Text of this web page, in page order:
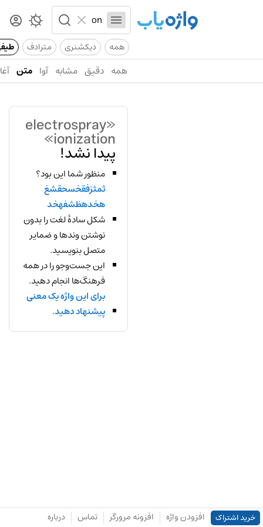
همه دیکشنری مترادف
همه دقیق مشابه آوا متن
«electrospray
ionization»
پیدا نشد!
منظور شما این بود؟
ثمثزفقخسحقشغ
هخدهظشفهخد
شکل سادهٔ لغت را بدون
نوشتن وندها و ضمایر
متصل بنویسید.
این جست‌وجو را در همه
فرهنگ‌ها انجام دهید.
برای این واژه یک معنی
پیشنهاد دهید.
خرید اشتراک افزودن واژه افزونه مرورگر تماس درباره